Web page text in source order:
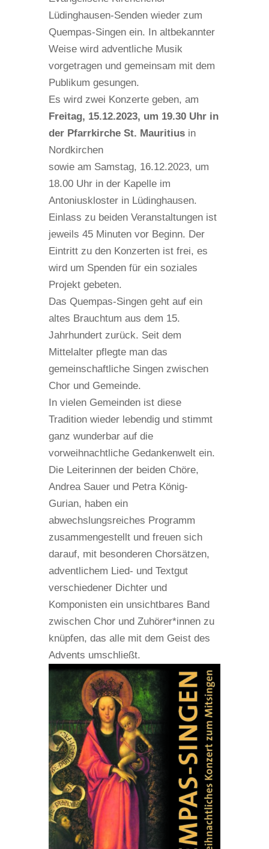
Lüdinghausen-Senden wieder zum
Quempas-Singen ein. In altbekannter
Weise wird adventliche Musik
vorgetragen und gemeinsam mit dem
Publikum gesungen.
Es wird zwei Konzerte geben, am
Freitag, 15.12.2023, um 19.30 Uhr in
der Pfarrkirche St. Mauritiusin
Nordkirchen
sowie am Samstag, 16.12.2023, um
18.00 Uhr in der Kapelle im
Antoniuskloster in Lüdinghausen.
Einlass zu beiden Veranstaltungen ist
jeweils 45 Minuten vor Beginn. Der
Eintritt zu den Konzerten ist frei, es
wird um Spenden für ein soziales
Projekt gebeten.
Das Quempas-Singen geht auf ein
altes Brauchtum aus dem 15.
Jahrhundert zurück. Seit dem
Mittelalter pflegte man das
gemeinschaftliche Singen zwischen
Chor und Gemeinde.
In vielen Gemeinden ist diese
Tradition wieder lebendig und stimmt
ganz wunderbar auf die
vorweihnachtliche Gedankenwelt ein.
Die Leiterinnen der beiden Chöre,
Andrea Sauer und Petra König-
Gurian, haben ein
abwechslungsreiches Programm
zusammengestellt und freuen sich
darauf, mit besonderen Chorsätzen,
adventlichem Lied- und Textgut
verschiedener Dichter und
Komponisten ein unsichtbares Band
zwischen Chor und Zuhörer*innen zu
knüpfen, das alle mit dem Geist des
Advents umschließt.